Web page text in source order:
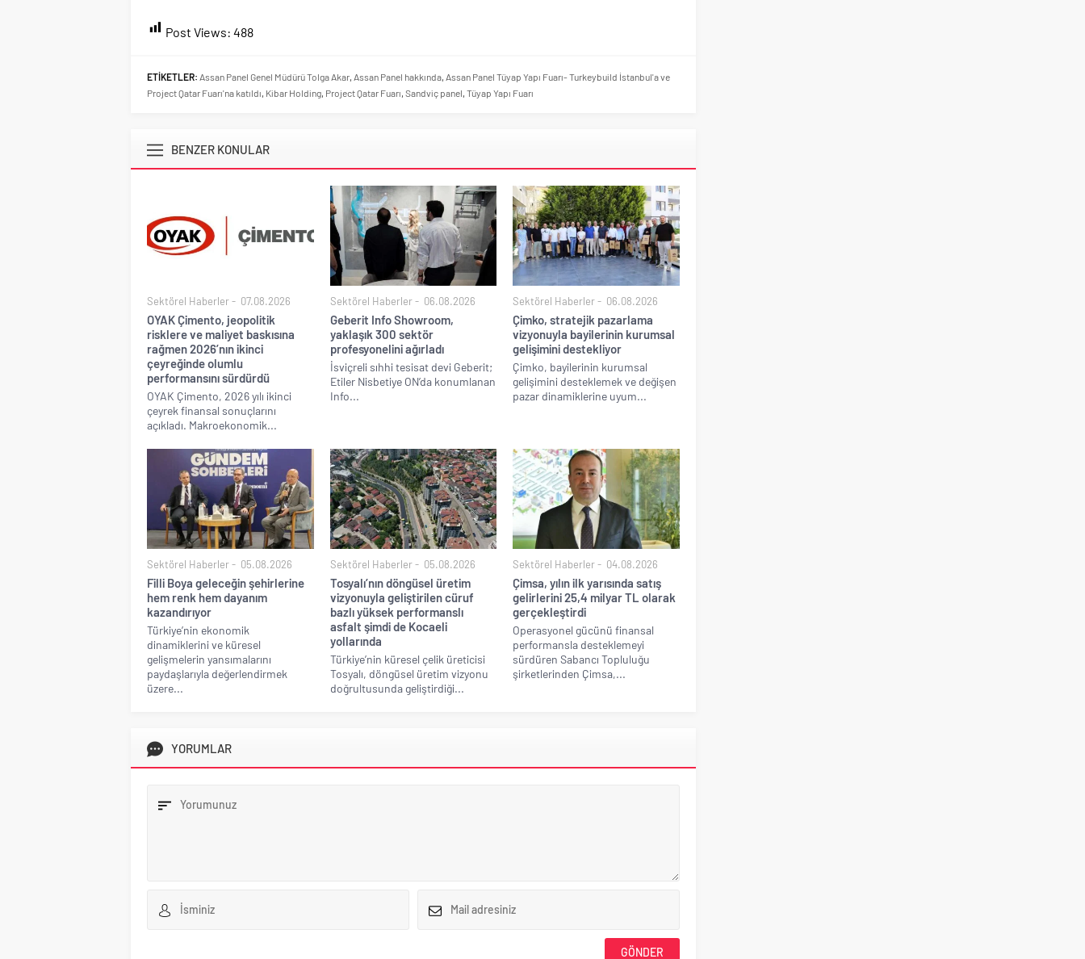
Post Views: 488
ETİKETLER: Assan Panel Genel Müdürü Tolga Akar, Assan Panel hakkında, Assan Panel Tüyap Yapı Fuarı- Turkeybuild İstanbul'a ve
Project Qatar Fuarı'na katıldı, Kibar Holding, Project Qatar Fuarı, Sandviç panel, Tüyap Yapı Fuarı
BENZER KONULAR
Sektörel Haberler 07.08.2026
OYAK Çimento, jeopolitik
risklere ve maliyet baskısına
rağmen 2026’nın ikinci
çeyreğinde olumlu
performansını sürdürdü
OYAK Çimento, 2026 yılı ikinci
çeyrek finansal sonuçlarını
açıkladı. Makroekonomik...
Sektörel Haberler 06.08.2026
Geberit Info Showroom,
yaklaşık 300 sektör
profesyonelini ağırladı
İsviçreli sıhhi tesisat devi Geberit;
Etiler Nisbetiye ON’da konumlanan
Info...
Sektörel Haberler 06.08.2026
Çimko, stratejik pazarlama
vizyonuyla bayilerinin kurumsal
gelişimini destekliyor
Çimko, bayilerinin kurumsal
gelişimini desteklemek ve değişen
pazar dinamiklerine uyum...
Sektörel Haberler 05.08.2026
Filli Boya geleceğin şehirlerine
hem renk hem dayanım
kazandırıyor
Türkiye’nin ekonomik
dinamiklerini ve küresel
gelişmelerin yansımalarını
paydaşlarıyla değerlendirmek
üzere...
Sektörel Haberler 05.08.2026
Tosyalı’nın döngüsel üretim
vizyonuyla geliştirilen cüruf
bazlı yüksek performanslı
asfalt şimdi de Kocaeli
yollarında
Türkiye’nin küresel çelik üreticisi
Tosyalı, döngüsel üretim vizyonu
doğrultusunda geliştirdiği...
Sektörel Haberler 04.08.2026
Çimsa, yılın ilk yarısında satış
gelirlerini 25,4 milyar TL olarak
gerçekleştirdi
Operasyonel gücünü finansal
performansla desteklemeyi
sürdüren Sabancı Topluluğu
şirketlerinden Çimsa,...
YORUMLAR